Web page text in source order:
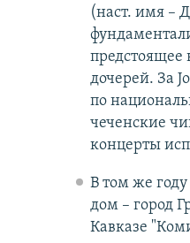
(наст. имя –
предстоящее
дочерей. За
по
чеченские
концерты
В том же
дом – город
Кавказе